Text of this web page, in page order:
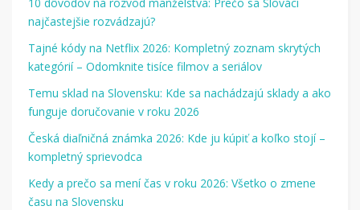
najčastejšie rozvádzajú?
Tajné kódy na Netflix 2026: Kompletný zoznam skrytých
kategórií – Odomknite tisíce filmov a seriálov
Temu sklad na Slovensku: Kde sa nachádzajú sklady a ako
funguje doručovanie v roku 2026
Česká diaľničná známka 2026: Kde ju kúpiť a koľko stojí –
kompletný sprievodca
Kedy a prečo sa mení čas v roku 2026: Všetko o zmene
času na Slovensku